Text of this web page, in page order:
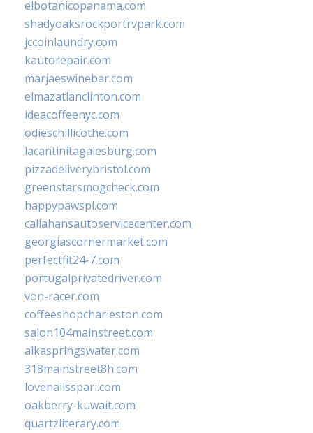
elbotanicopanama.com
shadyoaksrockportrvpark.com
jccoinlaundry.com
kautorepair.com
marjaeswinebar.com
elmazatlanclinton.com
ideacoffeenyc.com
odieschillicothe.com
lacantinitagalesburg.com
pizzadeliverybristol.com
greenstarsmogcheck.com
happypawspl.com
callahansautoservicecenter.com
georgiascornermarket.com
perfectfit24-7.com
portugalprivatedriver.com
von-racer.com
coffeeshopcharleston.com
salon104mainstreet.com
alkaspringswater.com
318mainstreet8h.com
lovenailsspari.com
oakberry-kuwait.com
quartzliterary.com